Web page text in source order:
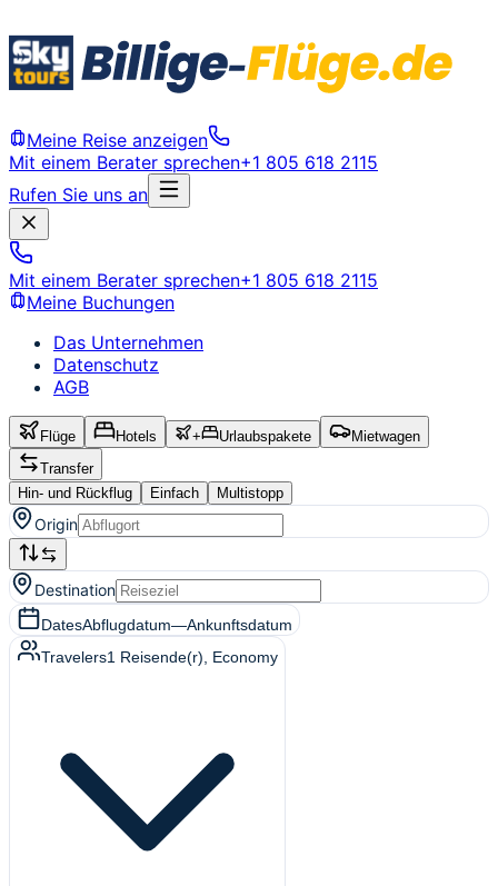
Meine Reise anzeigen
Mit einem Berater sprechen+1 805 618 2115
Rufen Sie uns an
Mit einem Berater sprechen+1 805 618 2115
Meine Buchungen
Das Unternehmen
Datenschutz
AGB
Flüge Hotels + Urlaubspakete
Mietwagen
Transfer
Hin- und Rückflug
Einfach Multistopp
Origin
Destination
DatesAbflugdatum—Ankunftsdatum
Travelers1 Reisende(r) , Economy